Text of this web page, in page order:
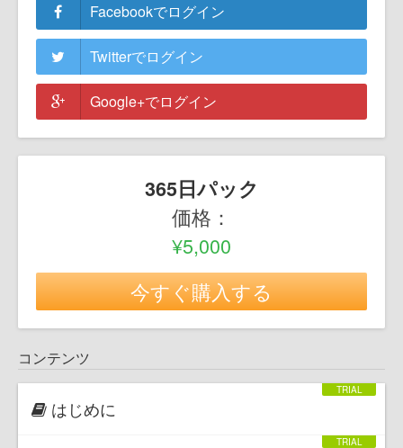
Facebookでログイン
Twitterでログイン
Google+でログイン
365日パック
価格：
¥5,000
今すぐ購入する
コンテンツ
はじめに